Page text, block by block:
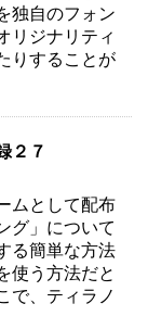
独自のフォン
リジナリティ
りすることが
２７
ムとして配布
グ」について
る簡単な方法
使う方法だと
で、ティラノ